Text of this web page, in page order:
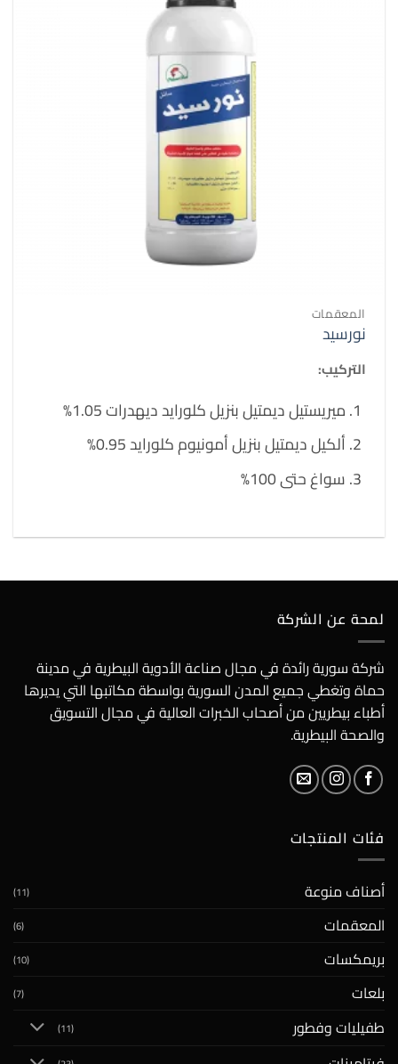
المعقمات
نورسيد
التركيب:
ميريستيل ديمتيل بنزيل كلورايد ديهدرات 1.05%
ألكيل ديمتيل بنزيل أمونيوم كلورايد 0.95%
سواغ حتى 100%
لمحة عن الشركة
شركة سورية رائدة في مجال صناعة الأدوية البيطرية في مدينة
حماة وتغطي جميع المدن السورية بواسطة مكاتبها التي يديرها
أطباء بيطريين من أصحاب الخبرات العالية في مجال التسويق
والصحة البيطرية.
فئات المنتجات
أصناف منوعة (11)
المعقمات (6)
بريمكسات (10)
بلعات (7)
طفيليات وفطور (11)